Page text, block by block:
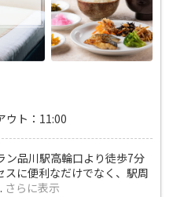
ウト：11:00
ン品川駅高輪口より徒歩7分
スに便利なだけでなく、駅周
さらに表示